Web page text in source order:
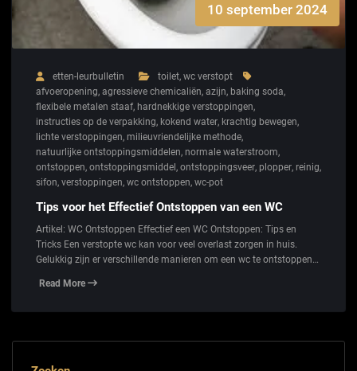
10 september 2024
etten-leurbulletin toilet, wc verstopt
afvoeropening, agressieve chemicaliën, azijn, baking soda,
flexibele metalen staaf, hardnekkige verstoppingen,
instructies op de verpakking, kokend water, krachtig bewegen,
lichte verstoppingen, milieuvriendelijke methode,
natuurlijke ontstoppingsmiddelen, normale waterstroom,
ontstoppen, ontstoppingsmiddel, ontstoppingsveer, plopper, reinig,
sifon, verstoppingen, wc ontstoppen, wc-pot
Tips voor het Effectief Ontstoppen van een WC
Artikel: WC Ontstoppen Effectief een WC Ontstoppen: Tips en
Tricks Een verstopte wc kan voor veel overlast zorgen in huis.
Gelukkig zijn er verschillende manieren om een wc te ontstoppen…
Read More